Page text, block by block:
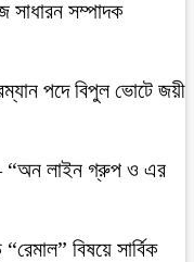
সাধারন সম্পাদক
পদে বিপুল ভোটে জয়ী
– “অন লাইন গ্রুপ ও এর
বিষয়ে সার্বিক